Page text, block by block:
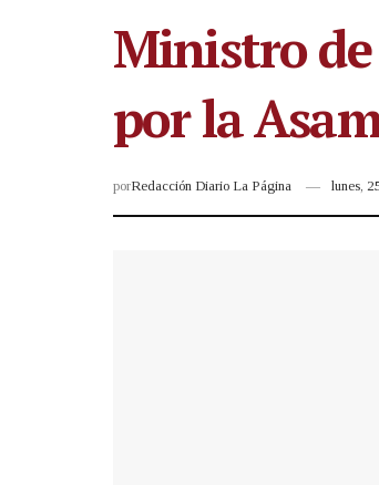
Ministro de
por la
porRedacción Diario La Página lunes,